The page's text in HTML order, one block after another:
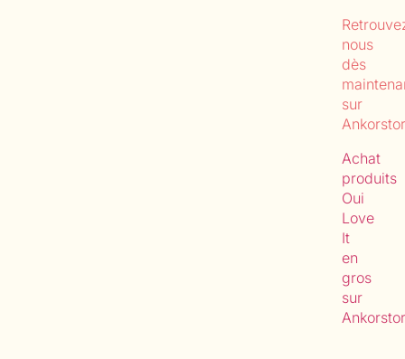
nous
dès
sur
Achat
produits
Oui
Love
It
en
gros
sur